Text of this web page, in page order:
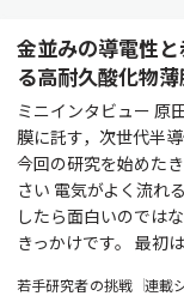
金並みの導電性
る高耐久酸化物
ミニインタビュー 原
膜に託す，次世代半
今回の研究を始めた
さい 電気がよく流れ
したら面白いのでは
きっかけです。 最初
若手研究者の挑戦 連載